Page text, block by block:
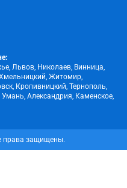
Львов, Николаев, Винница,
Житомир,
Кропивницкий, Тернополь,
Александрия, Каменское,
права защищены.